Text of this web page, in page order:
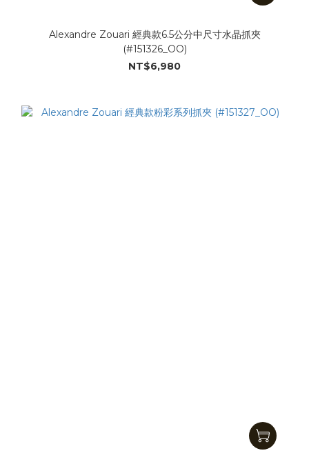
Alexandre Zouari 經典款6.5公分中尺寸水晶抓夾
(#151326_OO)
NT$6,980